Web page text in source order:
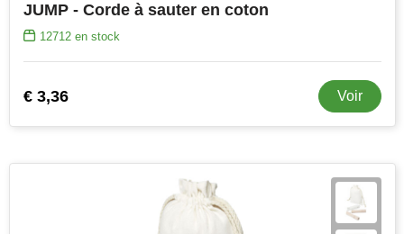
JUMP - Corde à sauter en coton
12712en stock
€ 3,36 Voir